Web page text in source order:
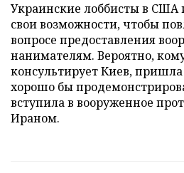
Украинские лоббисты в США
свои возможности, чтобы
вопросе предоставления
нанимателям. Вероятно,
консультирует Киев,
хорошо бы
вступила в вооруженное
Ираном.